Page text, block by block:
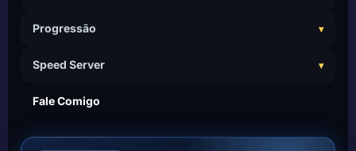
Progressão
Speed Server
Fale Comigo